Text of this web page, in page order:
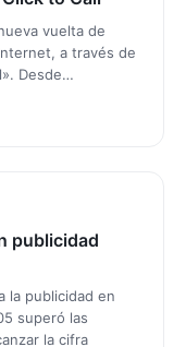
vuelta de
a través de
Desde…
publicidad
la publicidad en
superó las
la cifra